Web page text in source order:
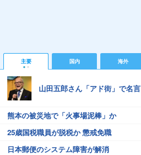
主要 国内 海外
山田五郎さん「アド街」で名言
熊本の被災地で「火事場泥棒」か
25歳国税職員が脱税か 懲戒免職
日本郵便のシステム障害が解消